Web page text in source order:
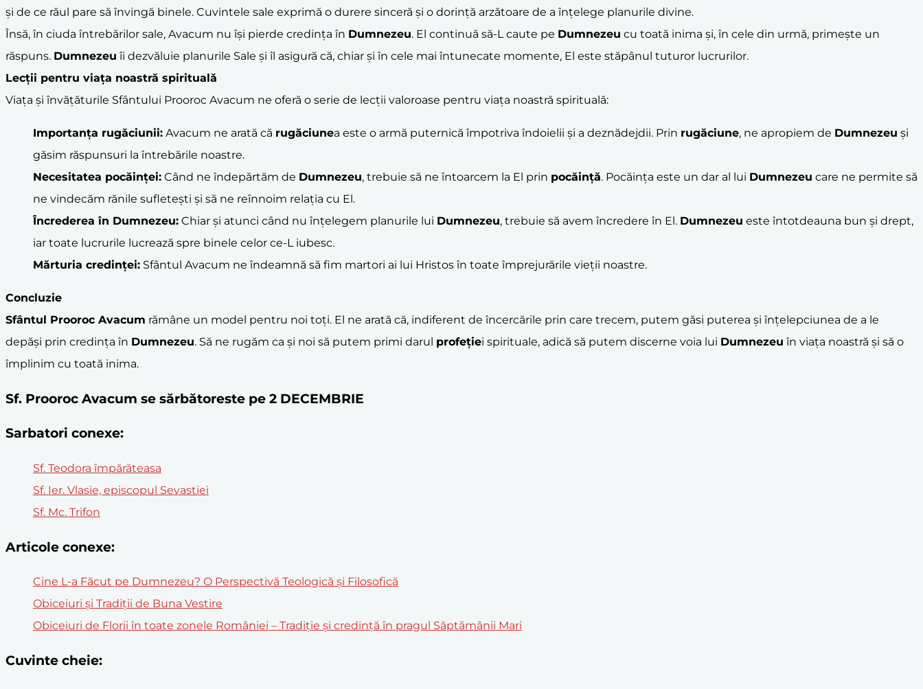
și de ce răul pare să învingă binele. Cuvintele sale exprimă o durere sinceră și o dorință arzătoare de a înțelege planurile divine.
Însă, în ciuda întrebărilor sale, Avacum nu își pierde credința în Dumnezeu. El continuă să-L caute pe Dumnezeu cu toată inima și, în cele din urmă, primește un
răspuns. Dumnezeu îi dezvăluie planurile Sale și îl asigură că, chiar și în cele mai întunecate momente, El este stăpânul tuturor lucrurilor.
Lecții pentru viața noastră spirituală
Viața și învățăturile Sfântului Prooroc Avacum ne oferă o serie de lecții valoroase pentru viața noastră spirituală:
Importanța rugăciunii: Avacum ne arată că rugăciunea este o armă puternică împotriva îndoielii și a deznădejdii. Prin rugăciune, ne apropiem de Dumnezeu și
găsim răspunsuri la întrebările noastre.
Necesitatea pocăinței: Când ne îndepărtăm de Dumnezeu, trebuie să ne întoarcem la El prin pocăință. Pocăința este un dar al lui Dumnezeu care ne permite să
ne vindecăm rănile sufletești și să ne reînnoim relația cu El.
Încrederea în Dumnezeu: Chiar și atunci când nu înțelegem planurile lui Dumnezeu, trebuie să avem încredere în El. Dumnezeu este întotdeauna bun și drept,
iar toate lucrurile lucrează spre binele celor ce-L iubesc.
Mărturia credinței: Sfântul Avacum ne îndeamnă să fim martori ai lui Hristos în toate împrejurările vieții noastre.
Concluzie
Sfântul Prooroc Avacum rămâne un model pentru noi toți. El ne arată că, indiferent de încercările prin care trecem, putem găsi puterea și înțelepciunea de a le
depăși prin credința în Dumnezeu. Să ne rugăm ca și noi să putem primi darul profeției spirituale, adică să putem discerne voia lui Dumnezeu în viața noastră și să o
împlinim cu toată inima.
Sf. Prooroc Avacum se sărbătoreste pe 2 DECEMBRIE
Sarbatori conexe:
Sf. Teodora împărăteasa
Sf. Ier. Vlasie, episcopul Sevastiei
Sf. Mc. Trifon
Articole conexe:
Cine L-a Făcut pe Dumnezeu? O Perspectivă Teologică și Filosofică
Obiceiuri și Tradiții de Buna Vestire
Obiceiuri de Florii în toate zonele României – Tradiție și credință în pragul Săptămânii Mari
Cuvinte cheie: